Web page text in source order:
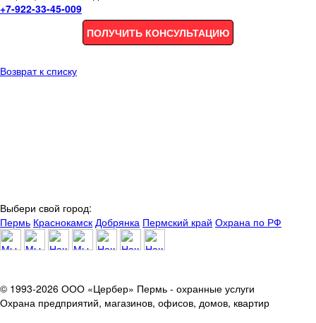
+7-922-33-45-009
ПОЛУЧИТЬ КОНСУЛЬТАЦИЮ
Возврат к списку
Выбери свой город:
Пермь Краснокамск Добрянка Пермский край Охрана по РФ
© 1993-2026 ООО «Цербер» Пермь - охранные услуги
Охрана предприятий, магазинов, офисов, домов, квартир